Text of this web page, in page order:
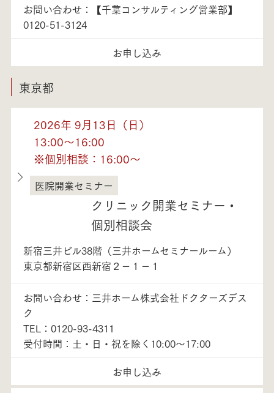
お問い合わせ：【千葉コンサルティング営業部】
0120-51-3124
お申し込み
東京都
2026年 9月13日（日）
13:00～16:00
※個別相談：16:00～
東京都
医院開業セミナー
クリニック開業セミナー・
個別相談会
新宿三井ビル38階（三井ホームセミナールーム）
東京都新宿区西新宿２－１－１
お問い合わせ：三井ホーム株式会社ドクターズデス
ク
TEL：0120-93-4311
受付時間：土・日・祝を除く10:00～17:00
お申し込み